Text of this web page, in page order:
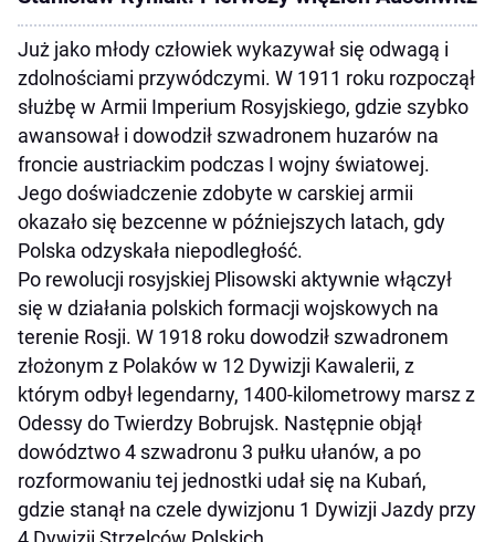
Już jako młody człowiek wykazywał się odwagą i
zdolnościami przywódczymi. W 1911 roku rozpoczął
służbę w Armii Imperium Rosyjskiego, gdzie szybko
awansował i dowodził szwadronem huzarów na
froncie austriackim podczas I wojny światowej.
Jego doświadczenie zdobyte w carskiej armii
okazało się bezcenne w późniejszych latach, gdy
Polska odzyskała niepodległość.
Po rewolucji rosyjskiej Plisowski aktywnie włączył
się w działania polskich formacji wojskowych na
terenie Rosji. W 1918 roku dowodził szwadronem
złożonym z Polaków w 12 Dywizji Kawalerii, z
którym odbył legendarny, 1400-kilometrowy marsz z
Odessy do Twierdzy Bobrujsk. Następnie objął
dowództwo 4 szwadronu 3 pułku ułanów, a po
rozformowaniu tej jednostki udał się na Kubań,
gdzie stanął na czele dywizjonu 1 Dywizji Jazdy przy